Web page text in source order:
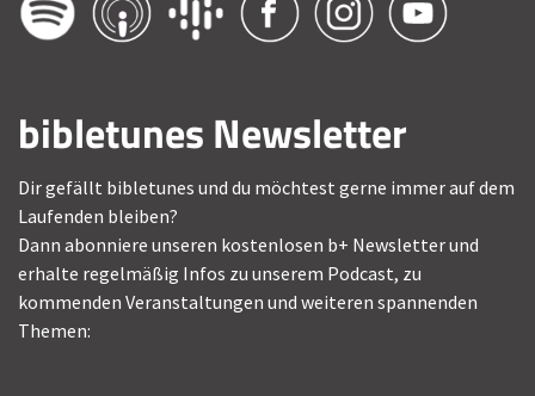
bibletunes Newsletter
Dir gefällt bibletunes und du möchtest gerne immer auf dem
Laufenden bleiben?
Dann abonniere unseren kostenlosen b+ Newsletter und
erhalte regelmäßig Infos zu unserem Podcast, zu
kommenden Veranstaltungen und weiteren spannenden
Themen: